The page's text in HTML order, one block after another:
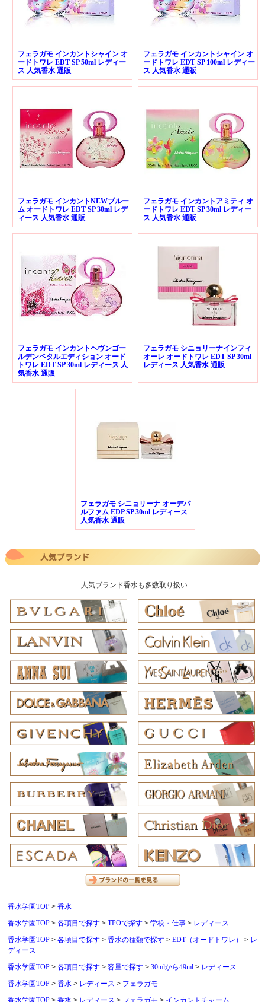
フェラガモ インカントシャイン オ
ードトワレ EDT SP 50ml レディー
ス 人気香水 通販
フェラガモ インカントシャイン オ
ードトワレ EDT SP 100ml レディー
ス 人気香水 通販
フェラガモ インカントNEWブルー
ム オードトワレ EDT SP 30ml レデ
ィース 人気香水 通販
フェラガモ インカントアミティ オ
ードトワレ EDT SP 30ml レディー
ス 人気香水 通販
フェラガモ インカントヘヴンゴー
ルデンペタルエディション オード
トワレ EDT SP 30ml レディース 人
気香水 通販
フェラガモ シニョリーナインフィ
オーレ オードトワレ EDT SP 30ml
レディース 人気香水 通販
フェラガモ シニョリーナ オーデパ
ルファム EDP SP 30ml レディース
人気香水 通販
人気ブランド香水も多数取り扱い
香水学園TOP
香水
香水学園TOP
各項目で探す TPOで探す 学校・仕事
レディース
香水学園TOP
各項目で探す 香水の種類で探す EDT（オードトワレ）
レ
ディース
香水学園TOP
各項目で探す 容量で探す 30mlから49ml
レディース
香水学園TOP
香水 レディース
フェラガモ